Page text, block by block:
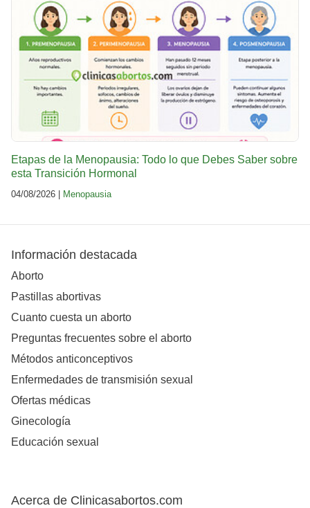
Etapas de la Menopausia: Todo lo que Debes Saber sobre
esta Transición Hormonal
04/08/2026 | Menopausia
Información destacada
Aborto
Pastillas abortivas
Cuanto cuesta un aborto
Preguntas frecuentes sobre el aborto
Métodos anticonceptivos
Enfermedades de transmisión sexual
Ofertas médicas
Ginecología
Educación sexual
Acerca de Clinicasabortos.com